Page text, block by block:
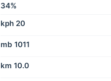
34%
20 kph
1011 mb
10.0 km